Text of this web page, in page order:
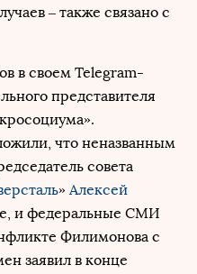
– также связано с
в своем Telegram-
представителя
что неназванным
совета
» Алексей
и федеральные СМИ
Филимонова с
заявил в конце